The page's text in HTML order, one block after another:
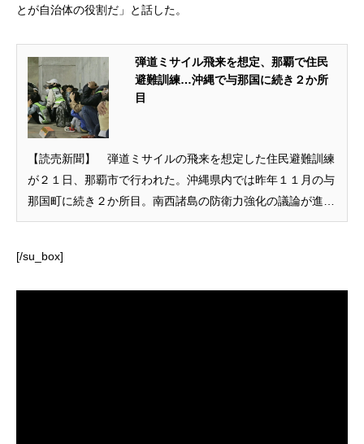
とが自治体の役割だ」と話した。
弾道ミサイル飛来を想定、那覇で住民
避難訓練…沖縄で与那国に続き２か所
目
【読売新聞】 弾道ミサイルの飛来を想定した住民避難訓練
が２１日、那覇市で行われた。沖縄県内では昨年１１月の与
那国町に続き２か所目。南西諸島の防衛力強化の議論が進む
中、有事に備えた本格的な訓練が進んでいる。 訓練は国と
[/su_box]